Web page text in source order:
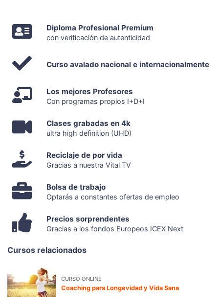
Diploma Profesional Premium
con verificación de autenticidad
Curso avalado nacional e internacionalmente
Los mejores Profesores
Con programas propios I+D+I
Clases grabadas en 4k
ultra high definition (UHD)
Reciclaje de por vida
Gracias a nuestra Vital TV
Bolsa de trabajo
Optarás a constantes ofertas de empleo
Precios sorprendentes
Gracias a los fondos Europeos ICEX Next
Cursos relacionados
CURSO ONLINE
Coaching para Longevidad y Vida Sana